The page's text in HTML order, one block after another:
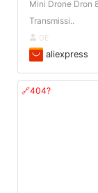
Mini Drone Dron
Transmissi..
DE
aliexpress
🔗404?